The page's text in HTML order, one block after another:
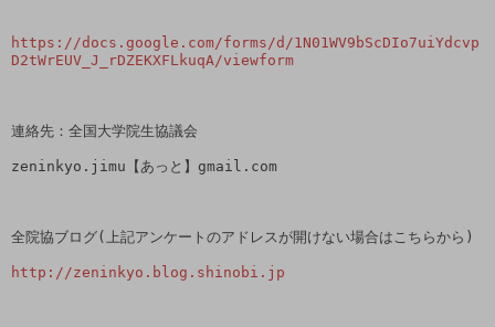
https://docs.google.com/forms/d/1N01WV9bScDIo7uiYdcvp
D2tWrEUV_J_rDZEKXFLkuqA/viewform
連絡先：全国大学院生協議会
zeninkyo.jimu【あっと】gmail.com
全院協ブログ(上記アンケートのアドレスが開けない場合はこちらから)
http://zeninkyo.blog.shinobi.jp